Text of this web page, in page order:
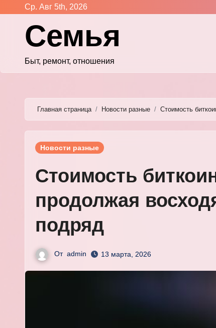
Перейти
содержимому
Ср. Авг 5th, 2026
Семья
Быт, ремонт, отношения
Главная страница Новости разные Стоимость
Новости разные
Стоимость
продолжая
подряд
От admin 13 марта, 2026